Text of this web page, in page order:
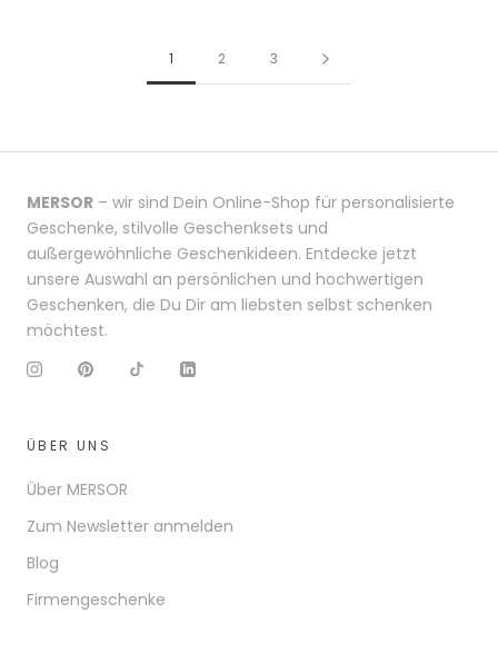
1 2 3
MERSOR – wir sind Dein Online-Shop für personalisierte
Geschenke, stilvolle Geschenksets und
außergewöhnliche Geschenkideen. Entdecke jetzt
unsere Auswahl an persönlichen und hochwertigen
Geschenken, die Du Dir am liebsten selbst schenken
möchtest.
ÜBER UNS
Über MERSOR
Zum Newsletter anmelden
Blog
Firmengeschenke